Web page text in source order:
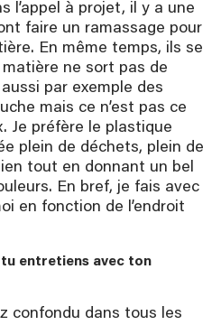
l’appel à projet, il y a une
faire un ramassage pour
En même temps, ils se
ne sort pas de
par exemple des
mais ce n’est pas ce
Je préfère le plastique
plein de déchets, plein de
tout en donnant un bel
En bref, je fais avec
en fonction de l’endroit
entretiens avec ton
confondu dans tous les